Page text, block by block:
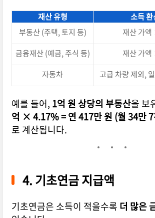
재산 유형
소득
부동산 (주택, 토지 등)
재산 가
금융재산 (예금, 주식 등)
재산 가
자동차
고급 차량 제외,
예를 들어, 1억 원 상당의 부동산을 보
억 × 4.17% = 연 417만 원 (월 34만
로 계산됩니다.
4. 기초연금 지급액
기초연금은 소득이 적을수록 더 많은